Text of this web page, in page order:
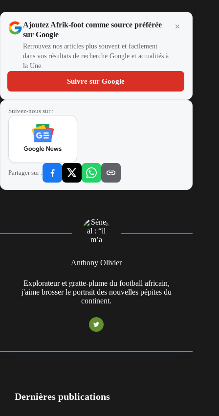
Ajoutez Afrik-foot comme source préférée
sur Google
Retrouvez nos articles plus souvent et facilement
dans vos résultats de recherche Google et actualités à
la Une.
Suivre sur Google
Suivez-nous sur :
Partager sur :
Anthony Olivier
Explorateur et gratte-plume du football africain,
j'aime brosser le portrait des nouvelles pépites du
continent.
Dernières publications